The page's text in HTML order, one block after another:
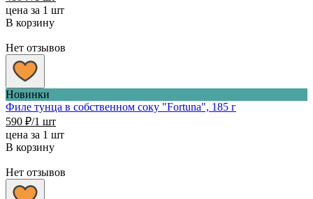
цена за 1 шт
В корзину
Нет отзывов
Новинки
Филе тунца в собственном соку "Fortuna", 185 г
590 ₽/1 шт
цена за 1 шт
В корзину
Нет отзывов